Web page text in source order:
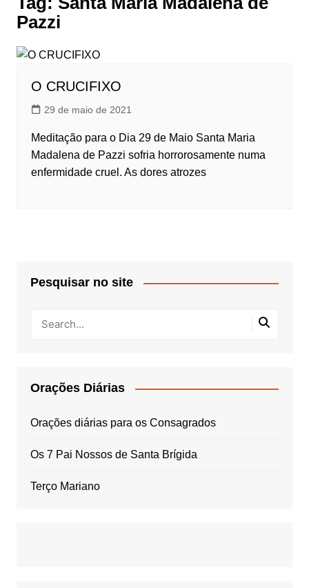
Pazzi
O CRUCIFIXO
29 de maio de 2021
Meditação para o Dia 29 de Maio Santa Maria
Madalena de Pazzi sofria horrorosamente numa
enfermidade cruel. As dores atrozes
Pesquisar no site
Orações Diárias
Orações diárias para os Consagrados
Os 7 Pai Nossos de Santa Brígida
Terço Mariano